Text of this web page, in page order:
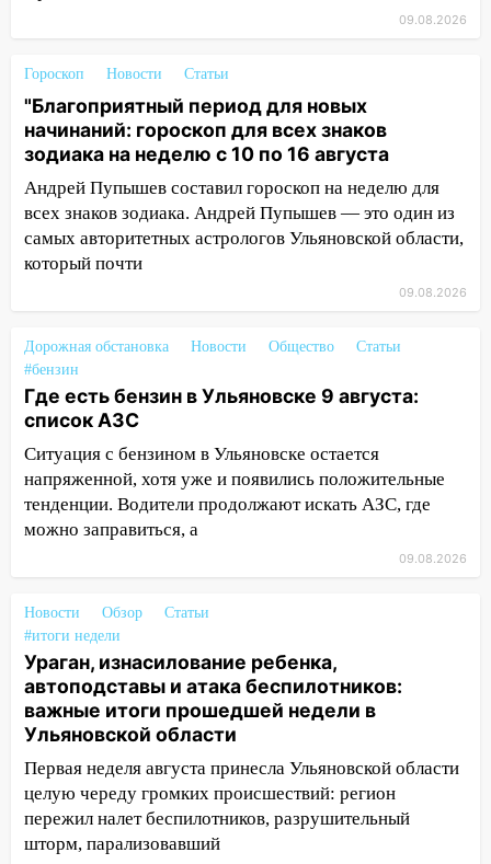
крупный град
12:11 Где есть бензин в Ульяновске 9
августа: список АЗС
11:55 Соцсети: светофор упал на
машину во время сильного ливня в
Ульяновске
11:00 В Ульяновской области люди в
10:13 Прокуратура подвела итоги
недели в Ульяновской области
09:18 Из-за ливня заблокировано
движение трамваев в Ульяновске
09:15 Ураган, изнасилование ребенка,
автоподставы и атака беспилотников:
важные итоги прошедшей недели в
Ульяновской области
трамвайную и троллейбусную
инфраструктуру после шторма
08:19
Внимание! В Цильнинском районе
пропал 67-летний мужчина
08:11 На Ульяновск снова надвигается
непогода
07:30 Евро-3 вместо Евро-5: что
означают классы бензина и можно ли
заливать «старое» топливо в
09.08.2026
Гороскоп Новости Статьи
"Благоприятный период для новых
начинаний: гороскоп для всех знаков
зодиака на неделю с 10 по 16 августа
Андрей Пупышев составил гороскоп на неделю для
всех знаков зодиака. Андрей Пупышев — это один из
самых авторитетных астрологов Ульяновской области,
который почти
09.08.2026
Дорожная обстановка Новости Общество
Статьи
#бензин
Где есть бензин в Ульяновске 9 августа:
список АЗС
Ситуация с бензином в Ульяновске остается
напряженной, хотя уже и появились положительные
тенденции. Водители продолжают искать АЗС, где
можно заправиться, а
09.08.2026
Новости Обзор
Статьи
#итоги недели
Ураган, изнасилование ребенка,
автоподставы и атака беспилотников:
важные итоги прошедшей недели в
Ульяновской области
Первая неделя августа принесла Ульяновской области
целую череду громких происшествий: регион
пережил налет беспилотников, разрушительный
шторм, парализовавший